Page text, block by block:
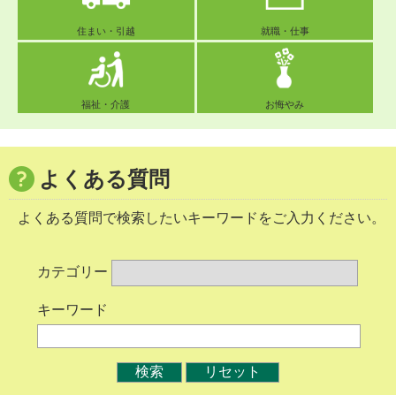
住まい・引越 就職・仕事
福祉・介護 お悔やみ
よくある質問
よくある質問で検索したいキーワードをご入力ください。
カテゴリー
キーワード